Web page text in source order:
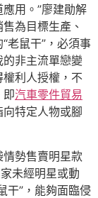
用。”廖建勛解
為目標生產、
老鼠干”，必須事
非主流單戀變
利人授權，不
即汽車零件貿易
特定人物或腳
勢售賣明星款
未經明星或動
干”，能夠面臨侵